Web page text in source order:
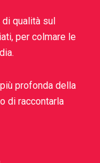
qualità sul
per colmare le
profonda della
di raccontarla